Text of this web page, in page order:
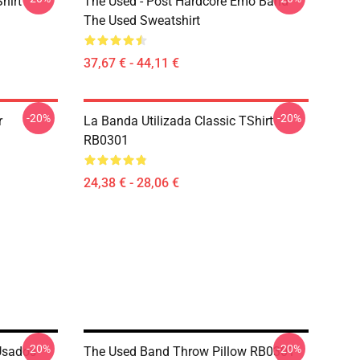
The Used Sweatshirt
37,67 € - 44,11 €
-20%
La Banda Utilizada Classic TShirt
RB0301
24,38 € - 28,06 €
-20%
-20% The Used Band Throw Pillow RB0301
-20%